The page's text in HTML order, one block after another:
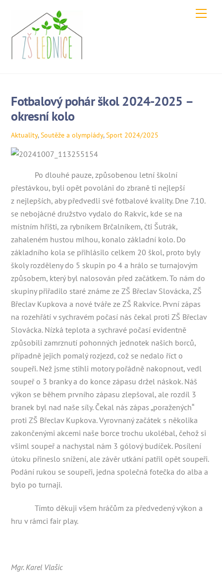
content
Fotbalový pohár škol 2024-2025 –
okresní kolo
Aktuality, Soutěže a olympiády, Sport 2024/2025
Po dlouhé pauze, způsobenou letní školní
přestávkou, byli opět povoláni do zbraně ti nejlepší
z nejlepších, aby předvedli své fotbalové kvality. Dne 7.10.
se nebojácné družstvo vydalo do Rakvic, kde se na
místním hřišti, za rybníkem Brčalníkem, čti Šutrák,
zahaleném hustou mlhou, konalo základní kolo. Do
základního kola se přihlásilo celkem 20 škol, proto byly
školy rozděleny do 5 skupin po 4 a hrálo se turnajovým
způsobem, který byl nalosován před začátkem. To nám do
skupiny přiřadilo staré známe ze ZŠ Břeclav Slovácka, ZŠ
Břeclav Kupkova a nové tváře ze ZŠ Rakvice. První zápas
na rozehřátí v sychravém počasí nás čekal proti ZŠ Břeclav
Slovácka. Nízká teplota a sychravé počasí evidentně
způsobili zamrznutí pohonných jednotek našich borců,
případně jejich pomalý rozjezd, což se nedalo říct o
soupeři. Než jsme stihli motory pořádně nakopnout, vedl
soupeř o 3 branky a do konce zápasu držel náskok. Náš
výkon se během prvního zápasu zlepšoval, ale rozdíl 3
branek byl nad naše síly. Čekal nás zápas „poražených“
proti ZŠ Břeclav Kupkova. Vyrovnaný začátek s několika
zakončenými akcemi naše borce trochu ukolébal, čehož si
všiml soupeř a nachystal nám 3 gólový budíček. Posílení
útoku přineslo snížení, ale závěr utkání patřil opět soupeři.
Podání rukou se soupeři, jedna společná fotečka do alba a
bylo po turnaji.
Tímto děkuji všem hráčům za předvedený výkon a
hru v rámci fair play.
Mgr. Karel Vlašic